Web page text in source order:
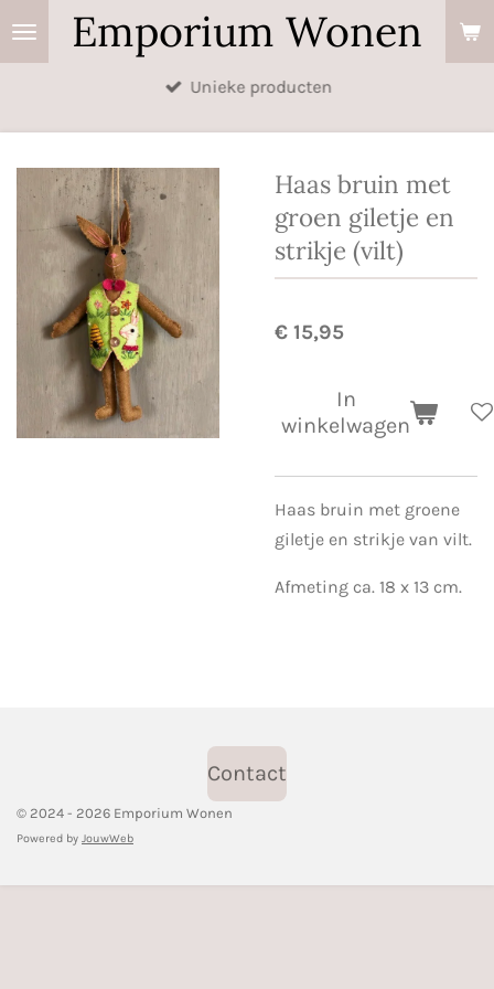
Ga
Emporium Wonen
Unieke producten
Haas bruin met
groen giletje en
strikje (vilt)
€ 15,95
In
winkelwagen
Haas bruin met groene
giletje en strikje van vilt.
Afmeting ca. 18 x 13 cm.
Contact
© 2024 - 2026 Emporium Wonen
Powered by JouwWeb